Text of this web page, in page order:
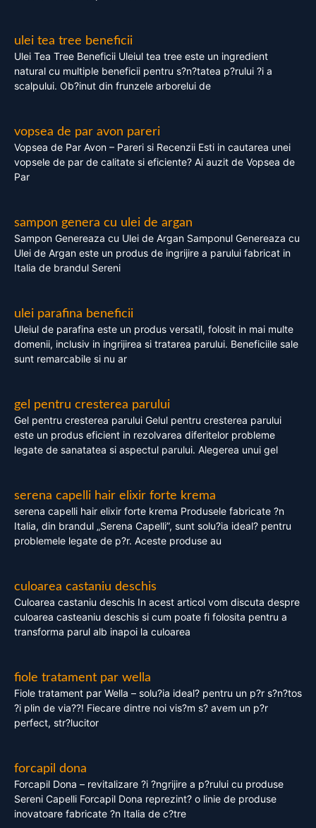
ulei tea tree beneficii
Ulei Tea Tree Beneficii Uleiul tea tree este un ingredient
natural cu multiple beneficii pentru s?n?tatea p?rului ?i a
scalpului. Ob?inut din frunzele arborelui de
vopsea de par avon pareri
Vopsea de Par Avon – Pareri si Recenzii Esti in cautarea unei
vopsele de par de calitate si eficiente? Ai auzit de Vopsea de
Par
sampon genera cu ulei de argan
Sampon Genereaza cu Ulei de Argan Samponul Genereaza cu
Ulei de Argan este un produs de ingrijire a parului fabricat in
Italia de brandul Sereni
ulei parafina beneficii
Uleiul de parafina este un produs versatil, folosit in mai multe
domenii, inclusiv in ingrijirea si tratarea parului. Beneficiile sale
sunt remarcabile si nu ar
gel pentru cresterea parului
Gel pentru cresterea parului Gelul pentru cresterea parului
este un produs eficient in rezolvarea diferitelor probleme
legate de sanatatea si aspectul parului. Alegerea unui gel
serena capelli hair elixir forte krema
serena capelli hair elixir forte krema Produsele fabricate ?n
Italia, din brandul „Serena Capelli”, sunt solu?ia ideal? pentru
problemele legate de p?r. Aceste produse au
culoarea castaniu deschis
Culoarea castaniu deschis In acest articol vom discuta despre
culoarea casteaniu deschis si cum poate fi folosita pentru a
transforma parul alb inapoi la culoarea
fiole tratament par wella
Fiole tratament par Wella – solu?ia ideal? pentru un p?r s?n?tos
?i plin de via??! Fiecare dintre noi vis?m s? avem un p?r
perfect, str?lucitor
forcapil dona
Forcapil Dona – revitalizare ?i ?ngrijire a p?rului cu produse
Sereni Capelli Forcapil Dona reprezint? o linie de produse
inovatoare fabricate ?n Italia de c?tre